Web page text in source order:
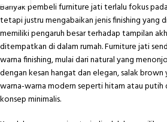
Banyak pembeli furniture jati terlalu fokus
tetapi justru mengabaikan jenis finishing yang
memiliki pengaruh besar terhadap tampilan
ditempatkan di dalam rumah. Furniture jati
warna finishing, mulai dari natural yang
dengan kesan hangat dan elegan, salak
warna-warna modern seperti hitam atau
konsep minimalis.